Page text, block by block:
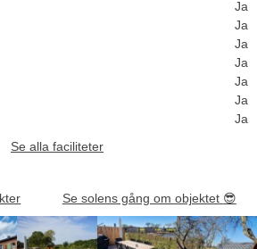
Ja
Ja
Ja
Ja
Ja
Ja
Ja
Se alla faciliteter
Se solens gång om objektet 😎